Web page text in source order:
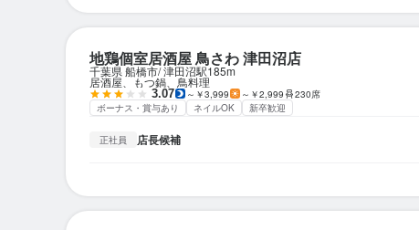
地鶏個室居酒屋 鳥さわ 津田沼店
千葉県 船橋市 津田沼駅185m
居酒屋、もつ鍋、鳥料理
3.07 ～￥3,999 ～￥2,999
230席
ボーナス・賞与あり
ネイルOK 新卒歓迎
正社員 店長候補